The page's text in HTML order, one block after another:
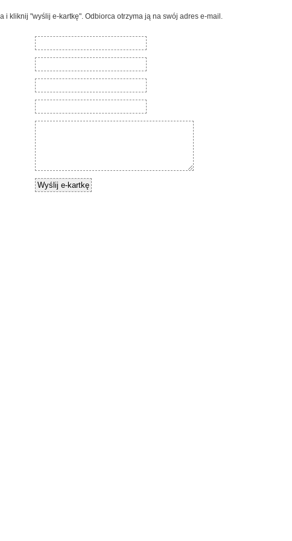
i kliknij "wyślij e-kartkę". Odbiorca otrzyma ją na swój adres e-mail.